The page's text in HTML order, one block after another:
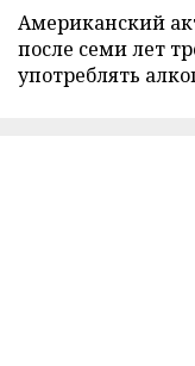
Американский
после семи лет
употреблять